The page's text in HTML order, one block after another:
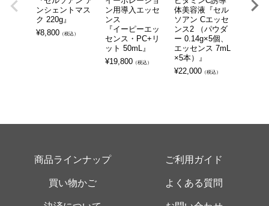
ンシェントマス
ク 220g』
¥8,800 （税込）
ン用導入エッセ
ンス
『イーピーエッ
センス・PC+リ
ット 50mL』
¥19,800 （税込）
体美容液『セル
ソアン Cエッセ
ンス2 （パウダ
ー 0.14g×5個、
エッセンス 7mL
×5本）』
¥22,000 （税込）
ッセ
商品ラインナップ ご利用ガイド
買い物かご よくある質問